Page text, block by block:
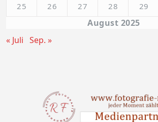
August 2025
25
26 27 28 29
« Juli Sep. »